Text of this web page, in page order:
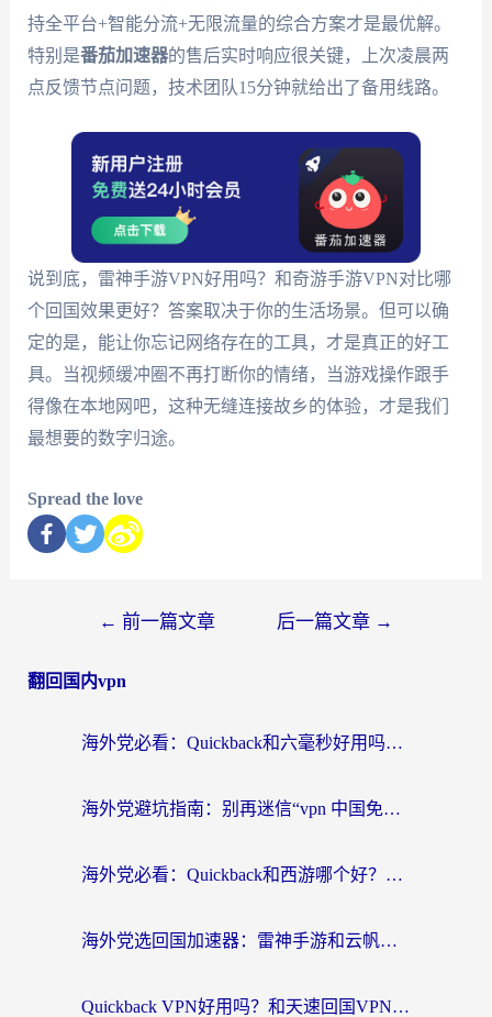
持全平台+智能分流+无限流量的综合方案才是最优解。
特别是番茄加速器的售后实时响应很关键，上次凌晨两
点反馈节点问题，技术团队15分钟就给出了备用线路。
说到底，雷神手游VPN好用吗？和奇游手游VPN对比哪
个回国效果更好？答案取决于你的生活场景。但可以确
定的是，能让你忘记网络存在的工具，才是真正的好工
具。当视频缓冲圈不再打断你的情绪，当游戏操作跟手
得像在本地网吧，这种无缝连接故乡的体验，才是我们
最想要的数字归途。
Spread the love
← 前一篇文章 后一篇文章 →
翻回国内vpn
海外党必看：Quickback和六毫秒好用吗？3步选对回国加速器，无缝刷国内剧玩游戏
海外党避坑指南：别再迷信“vpn 中国免费”，选对回国加速器才能无缝刷国内资源
海外党必看：Quickback和西游哪个好？3个维度教你选对回国加速器
海外党选回国加速器：雷神手游和云帆哪个好？附3组对比+避坑指南
Quickback VPN好用吗？和天速回国VPN对比哪个回国效果更好？海外党必看的真实体验指南